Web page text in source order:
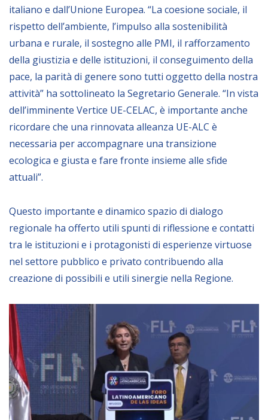
italiano e dall’Unione Europea. “La coesione sociale, il
rispetto dell’ambiente, l’impulso alla sostenibilità
urbana e rurale, il sostegno alle PMI, il rafforzamento
della giustizia e delle istituzioni, il conseguimento della
pace, la parità di genere sono tutti oggetto della nostra
attività” ha sottolineato la Segretario Generale. “In vista
dell’imminente Vertice UE-CELAC, è importante anche
ricordare che una rinnovata alleanza UE-ALC è
necessaria per accompagnare una transizione
ecologica e giusta e fare fronte insieme alle sfide
attuali”.
Questo importante e dinamico spazio di dialogo
regionale ha offerto utili spunti di riflessione e contatti
tra le istituzioni e i protagonisti di esperienze virtuose
nel settore pubblico e privato contribuendo alla
creazione di possibili e utili sinergie nella Regione.